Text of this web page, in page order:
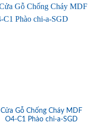
Cửa Gỗ Chống Cháy MDF
O4-C1 Phào chi-a-SGD